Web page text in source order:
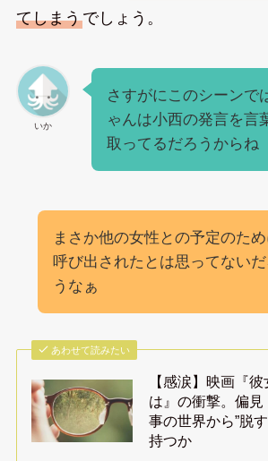
てしまうでしょう。
いか
さすがにこのシーンで
ゃんは小西の発言を言
取ってるだろうからね
まさか他の女性との予定のため
呼び出されたとは思ってないだ
うなぁ
あわせて読みたい
【感涙】映画『
は』の衝撃。偏見
事の世界から”脱
持つか